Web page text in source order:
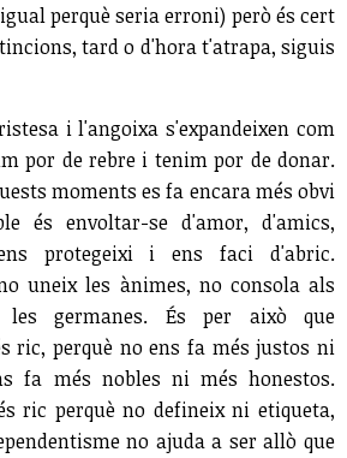
perquè seria erroni) però és cert
tard o d'hora t'atrapa, siguis
i l'angoixa s'expandeixen com
por de rebre i tenim por de donar.
moments es fa encara més obvi
és envoltar-se d'amor, d'amics,
protegeixi i ens faci d'abric.
uneix les ànimes, no consola als
germanes. És per això que
ric, perquè no ens fa més justos ni
fa més nobles ni més honestos.
ric perquè no defineix ni etiqueta,
no ajuda a ser allò que